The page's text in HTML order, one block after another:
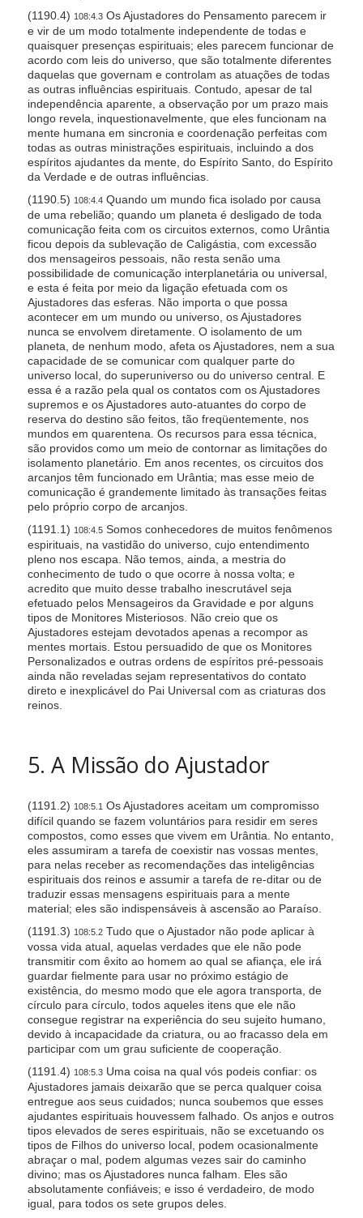
(1190.4) 108:4.3Os Ajustadores do Pensamento parecem ir
e vir de um modo totalmente independente de todas e
quaisquer presenças espirituais; eles parecem funcionar de
acordo com leis do universo, que são totalmente diferentes
daquelas que governam e controlam as atuações de todas
as outras influências espirituais. Contudo, apesar de tal
independência aparente, a observação por um prazo mais
longo revela, inquestionavelmente, que eles funcionam na
mente humana em sincronia e coordenação perfeitas com
todas as outras ministrações espirituais, incluindo a dos
espíritos ajudantes da mente, do Espírito Santo, do Espírito
da Verdade e de outras influências.
(1190.5) 108:4.4Quando um mundo fica isolado por causa
de uma rebelião; quando um planeta é desligado de toda
comunicação feita com os circuitos externos, como Urântia
ficou depois da sublevação de Caligástia, com excessão
dos mensageiros pessoais, não resta senão uma
possibilidade de comunicação interplanetária ou universal,
e esta é feita por meio da ligação efetuada com os
Ajustadores das esferas. Não importa o que possa
acontecer em um mundo ou universo, os Ajustadores
nunca se envolvem diretamente. O isolamento de um
planeta, de nenhum modo, afeta os Ajustadores, nem a sua
capacidade de se comunicar com qualquer parte do
universo local, do superuniverso ou do universo central. E
essa é a razão pela qual os contatos com os Ajustadores
supremos e os Ajustadores auto-atuantes do corpo de
reserva do destino são feitos, tão freqüentemente, nos
mundos em quarentena. Os recursos para essa técnica,
são providos como um meio de contornar as limitações do
isolamento planetário. Em anos recentes, os circuitos dos
arcanjos têm funcionado em Urântia; mas esse meio de
comunicação é grandemente limitado às transações feitas
pelo próprio corpo de arcanjos.
(1191.1) 108:4.5Somos conhecedores de muitos fenômenos
espirituais, na vastidão do universo, cujo entendimento
pleno nos escapa. Não temos, ainda, a mestria do
conhecimento de tudo o que ocorre à nossa volta; e
acredito que muito desse trabalho inescrutável seja
efetuado pelos Mensageiros da Gravidade e por alguns
tipos de Monitores Misteriosos. Não creio que os
Ajustadores estejam devotados apenas a recompor as
mentes mortais. Estou persuadido de que os Monitores
Personalizados e outras ordens de espíritos pré-pessoais
ainda não reveladas sejam representativos do contato
direto e inexplicável do Pai Universal com as criaturas dos
reinos.
5. A Missão do Ajustador
(1191.2) 108:5.1 Os Ajustadores aceitam um compromisso
difícil quando se fazem voluntários para residir em seres
compostos, como esses que vivem em Urântia. No entanto,
eles assumiram a tarefa de coexistir nas vossas mentes,
para nelas receber as recomendações das inteligências
espirituais dos reinos e assumir a tarefa de re-ditar ou de
traduzir essas mensagens espirituais para a mente
material; eles são indispensáveis à ascensão ao Paraíso.
(1191.3) 108:5.2Tudo que o Ajustador não pode aplicar à
vossa vida atual, aquelas verdades que ele não pode
transmitir com êxito ao homem ao qual se afiança, ele irá
guardar fielmente para usar no próximo estágio de
existência, do mesmo modo que ele agora transporta, de
círculo para círculo, todos aqueles itens que ele não
consegue registrar na experiência do seu sujeito humano,
devido à incapacidade da criatura, ou ao fracasso dela em
participar com um grau suficiente de cooperação.
(1191.4) 108:5.3Uma coisa na qual vós podeis confiar: os
Ajustadores jamais deixarão que se perca qualquer coisa
entregue aos seus cuidados; nunca soubemos que esses
ajudantes espirituais houvessem falhado. Os anjos e outros
tipos elevados de seres espirituais, não se excetuando os
tipos de Filhos do universo local, podem ocasionalmente
abraçar o mal, podem algumas vezes sair do caminho
divino; mas os Ajustadores nunca falham. Eles são
absolutamente confiáveis; e isso é verdadeiro, de modo
igual, para todos os sete grupos deles.